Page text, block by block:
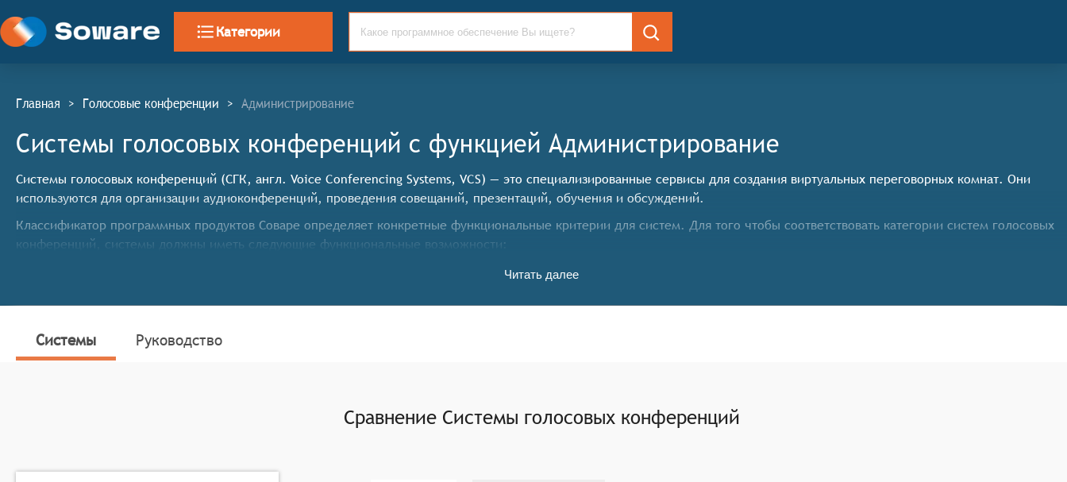
Категории
Главная > Голосовые конференции > Администрирование
Системы голосовых конференций c функцией Администрирование
Системы голосовых конференций (СГК, англ. Voice Conferencing Systems, VCS) — это специализированные сервисы для создания виртуальных переговорных комнат. Они
используются для организации аудиоконференций, проведения совещаний, презентаций, обучения и обсуждений.
Классификатор программных продуктов Соваре определяет конкретные функциональные критерии для систем. Для того чтобы соответствовать категории систем голосовых
конференций, системы должны иметь следующие функциональные возможности:
Интерфейс для удобного управления конференцией и настройки параметров.
Поддержка мобильных устройств для участия в конференциях вне офиса.
Читать далее
Системы Руководство
Сравнение Системы голосовых конференций